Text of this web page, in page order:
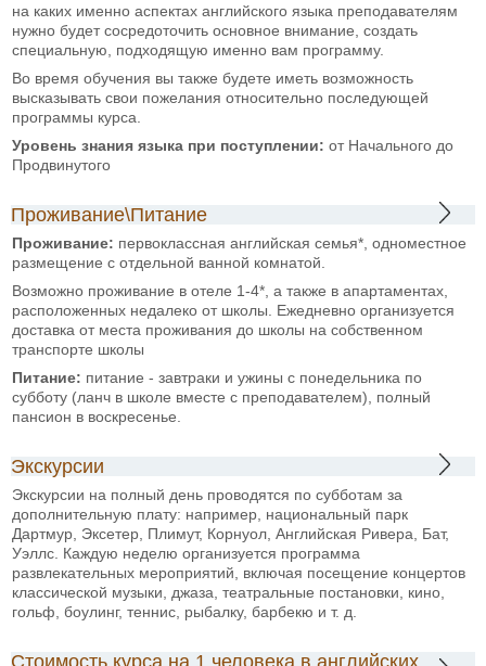
на каких именно аспектах английского языка преподавателям
нужно будет сосредоточить основное внимание, создать
специальную, подходящую именно вам программу.
Во время обучения вы также будете иметь возможность
высказывать свои пожелания относительно последующей
программы курса.
Уровень знания языка при поступлении: от Начального до
Продвинутого
Проживание\Питание
Проживание: первоклассная английская семья*, одноместное
размещение с отдельной ванной комнатой.
Возможно проживание в отеле 1-4*, а также в апартаментах,
расположенных недалеко от школы. Ежедневно организуется
доставка от места проживания до школы на собственном
транспорте школы
Питание: питание - завтраки и ужины с понедельника по
субботу (ланч в школе вместе с преподавателем), полный
пансион в воскресенье.
Экскурсии
Экскурсии на полный день проводятся по субботам за
дополнительную плату: например, национальный парк
Дартмур, Эксетер, Плимут, Корнуол, Английская Ривера, Бат,
Уэллс. Каждую неделю организуется программа
развлекательных мероприятий, включая посещение концертов
классической музыки, джаза, театральные постановки, кино,
гольф, боулинг, теннис, рыбалку, барбекю и т. д.
Стоимость курса на 1 человека в английских